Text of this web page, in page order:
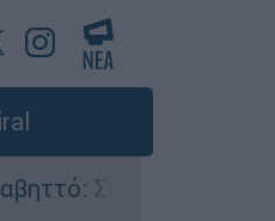
σε προχωρημένη σήψη